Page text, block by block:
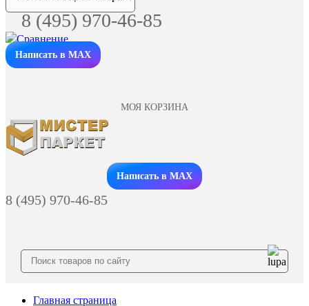
8 (495) 970-46-85
Написать в MAX
МОЯ КОРЗИНА
Заказать звонок
Написать в MAX
8 (495) 970-46-85
Главная страница